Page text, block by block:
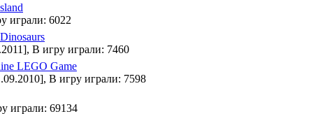
играли: 6022
В игру играли: 7460
LEGO Game
В игру играли: 7598
играли: 69134